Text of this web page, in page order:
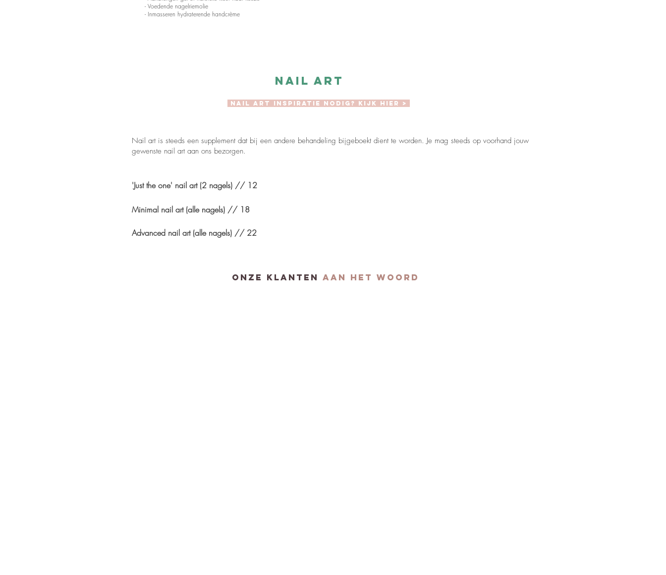
- Voedende nagelriemolie
- Inmasseren hydraterende handcrème
Nail art
Nail art inspiratie nodig? Kijk hier >
Nail art is steeds een supplement dat bij een andere behandeling bijgeboekt dient te worden. Je mag steeds op voorhand jouw
gewenste nail art aan ons bezorgen.
'Just the one' nail art (2 nagels) // 12
Minimal nail art (alle nagels) // 18
Advanced nail art (alle nagels) // 22
onze klanten aan het woord